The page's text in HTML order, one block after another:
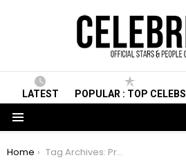
LATEST POPULAR : TOP CELEBS
You are here:
Home Tag Archives: Programme TV ce soir